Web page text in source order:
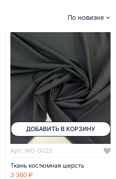
По новизне
ДОБАВИТЬ В КОРЗИНУ
Арт.: WO-0025
Ткань костюмная шерсть
3 360 ₽